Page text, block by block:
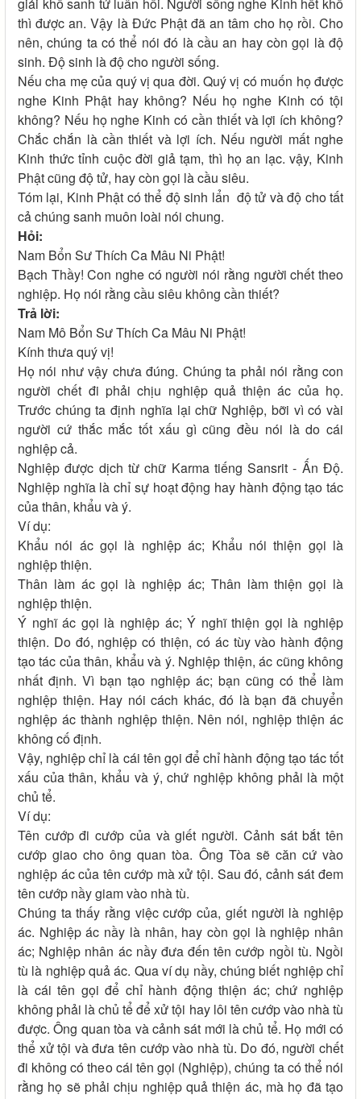
giải khổ sanh tử luân hồi. Người sống nghe Kinh hết khổ
thì được an. Vậy là Đức Phật đã an tâm cho họ rồi. Cho
nên, chúng ta có thể nói đó là cầu an hay còn gọi là độ
sinh. Độ sinh là độ cho người sống.
Nếu cha mẹ của quý vị qua đời. Quý vị có muốn họ được
nghe Kinh Phật hay không? Nếu họ nghe Kinh có tội
không? Nếu họ nghe Kinh có cần thiết và lợi ích không?
Chắc chắn là cần thiết và lợi ích. Nếu người mất nghe
Kinh thức tỉnh cuộc đời giả tạm, thì họ an lạc. vậy, Kinh
Phật cũng độ tử, hay còn gọi là cầu siêu.
Tóm lại, Kinh Phật có thể độ sinh lẩn độ tử và độ cho tất
cả chúng sanh muôn loài nói chung.
Hỏi:
Nam Bổn Sư Thích Ca Mâu Ni Phật!
Bạch Thầy! Con nghe có người nói rằng người chết theo
nghiệp. Họ nói rằng cầu siêu không cần thiết?
Trả lời:
Nam Mô Bổn Sư Thích Ca Mâu Ni Phật!
Kính thưa quý vị!
Họ nói như vậy chưa đúng. Chúng ta phải nói rằng con
người chết đi phải chịu nghiệp quả thiện ác của họ.
Trước chúng ta định nghĩa lại chữ Nghiệp, bỡi vì có vài
người cứ thắc mắc tốt xấu gì cũng đều nói là do cái
nghiệp cả.
Nghiệp được dịch từ chữ Karma tiếng Sansrit - Ấn Độ.
Nghiệp nghĩa là chỉ sự hoạt động hay hành động tạo tác
của thân, khẩu và ý.
Ví dụ:
Khẩu nói ác gọi là nghiệp ác; Khẩu nói thiện gọi là
nghiệp thiện.
Thân làm ác gọi là nghiệp ác; Thân làm thiện gọi là
nghiệp thiện.
Ý nghĩ ác gọi là nghiệp ác; Ý nghĩ thiện gọi là nghiệp
thiện. Do đó, nghiệp có thiện, có ác tùy vào hành động
tạo tác của thân, khẩu và ý. Nghiệp thiện, ác cũng không
nhất định. Vì bạn tạo nghiệp ác; bạn cũng có thể làm
nghiệp thiện. Hay nói cách khác, đó là bạn đã chuyển
nghiệp ác thành nghiệp thiện. Nên nói, nghiệp thiện ác
không cố định.
Vậy, nghiệp chỉ là cái tên gọi để chỉ hành động tạo tác tốt
xấu của thân, khẩu và ý, chứ nghiệp không phải là một
chủ tể.
Ví dụ:
Tên cướp đi cướp của và giết người. Cảnh sát bắt tên
cướp giao cho ông quan tòa. Ông Tòa sẽ căn cứ vào
nghiệp ác của tên cướp mà xử tội. Sau đó, cảnh sát đem
tên cướp nầy giam vào nhà tù.
Chúng ta thấy rằng việc cướp của, giết người là nghiệp
ác. Nghiệp ác nầy là nhân, hay còn gọi là nghiệp nhân
ác; Nghiệp nhân ác nầy đưa đến tên cướp ngồi tù. Ngồi
tù là nghiệp quả ác. Qua ví dụ nầy, chúng biết nghiệp chỉ
là cái tên gọi để chỉ hành động thiện ác; chứ nghiệp
không phải là chủ tể để xử tội hay lôi tên cướp vào nhà tù
được. Ông quan tòa và cảnh sát mới là chủ tể. Họ mới có
thể xử tội và đưa tên cướp vào nhà tù. Do đó, người chết
đi không có theo cái tên gọi (Nghiệp), chúng ta có thể nói
rằng họ sẽ phải chịu nghiệp quả thiện ác, mà họ đã tạo